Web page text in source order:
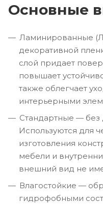
Основные
Ламинированные
декоративной
слой придает
повышает
также облегчает
интерьерными
Стандартные — без
Используются для
изготовления
мебели и
внешний вид не
Влагостойкие —
гидрофобными